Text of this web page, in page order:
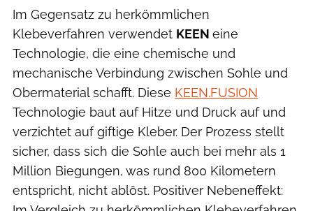
Im Gegensatz zu herkömmlichen
Klebeverfahren verwendet KEEN eine
Technologie, die eine chemische und
mechanische Verbindung zwischen Sohle und
Obermaterial schafft. Diese KEEN.FUSION
Technologie baut auf Hitze und Druck auf und
verzichtet auf giftige Kleber. Der Prozess stellt
sicher, dass sich die Sohle auch bei mehr als 1
Million Biegungen, was rund 800 Kilometern
entspricht, nicht ablöst. Positiver Nebeneffekt: